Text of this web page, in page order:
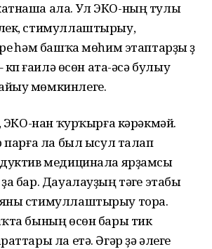
ала. Ул ЭКО-ның тулы
стимуллаштырыу,
һәм башҡа мөһим этаптарҙы үҙ
ғаилә өсөн ата-әсә булыу
мөмкинлеге.
ЭКО-нан ҡурҡырға кәрәкмәй.
парға ла был ысул талап
медицинала ярҙамсы
бар. Дауалауҙың тәүге этабы
стимуллаштырыу тора.
бының өсөн бары тик
ла етә. Әгәр ҙә әлеге